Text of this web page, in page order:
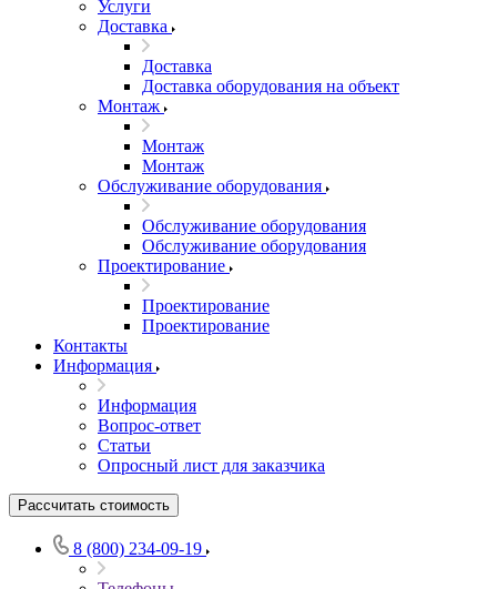
Услуги
Доставка
Доставка
Доставка оборудования на объект
Монтаж
Монтаж
Монтаж
Обслуживание оборудования
Обслуживание оборудования
Обслуживание оборудования
Проектирование
Проектирование
Проектирование
Контакты
Информация
Информация
Вопрос-ответ
Статьи
Опросный лист для заказчика
Рассчитать стоимость
8 (800) 234-09-19